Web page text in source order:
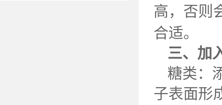
高，否则
合适。
三、 加
糖类：
子表面形